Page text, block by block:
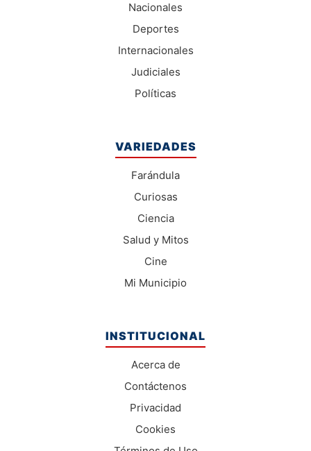
Nacionales
Deportes
Internacionales
Judiciales
Políticas
VARIEDADES
Farándula
Curiosas
Ciencia
Salud y Mitos
Cine
Mi Municipio
INSTITUCIONAL
Acerca de
Contáctenos
Privacidad
Cookies